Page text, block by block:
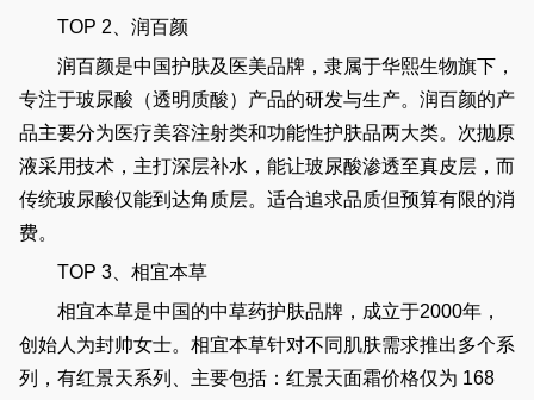
TOP 2、润百颜
润百颜是中国护肤及医美品牌，隶属于华熙生物旗下，
专注于玻尿酸（透明质酸）产品的研发与生产。润百颜的产
品主要分为医疗美容注射类和功能性护肤品两大类。次抛原
液采用技术，主打深层补水，能让玻尿酸渗透至真皮层，而
传统玻尿酸仅能到达角质层。适合追求品质但预算有限的消
费。
TOP 3、相宜本草
相宜本草是中国的中草药护肤品牌，成立于2000年，
创始人为封帅女士。相宜本草针对不同肌肤需求推出多个系
列，有红景天系列、主要包括：红景天面霜价格仅为 168